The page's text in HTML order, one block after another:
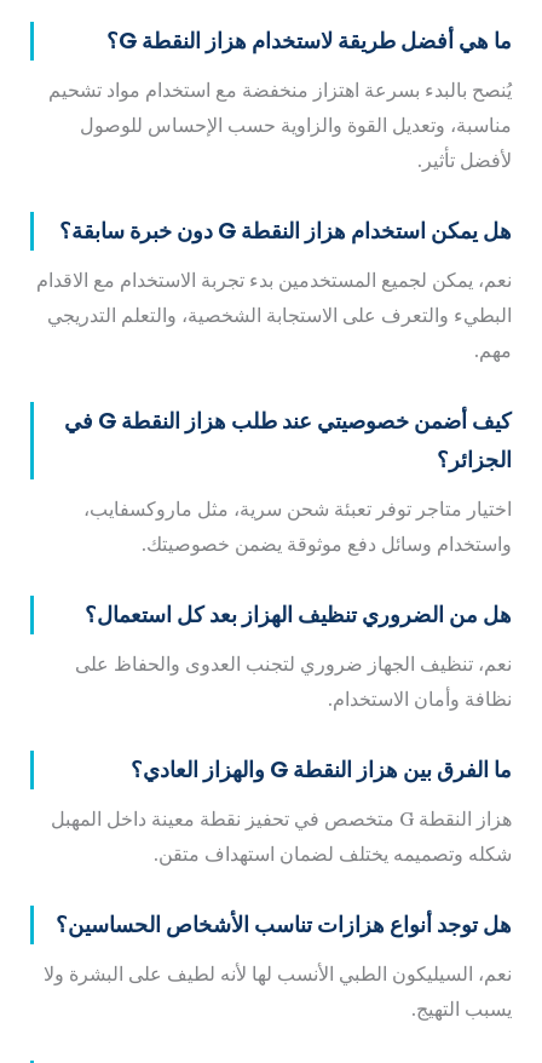
ما هي أفضل طريقة لاستخدام هزاز النقطة G؟
يُنصح بالبدء بسرعة اهتزاز منخفضة مع استخدام مواد تشحيم
مناسبة، وتعديل القوة والزاوية حسب الإحساس للوصول
لأفضل تأثير.
هل يمكن استخدام هزاز النقطة G دون خبرة سابقة؟
نعم، يمكن لجميع المستخدمين بدء تجربة الاستخدام مع الاقدام
البطيء والتعرف على الاستجابة الشخصية، والتعلم التدريجي
مهم.
كيف أضمن خصوصيتي عند طلب هزاز النقطة G في
الجزائر؟
اختيار متاجر توفر تعبئة شحن سرية، مثل ماروكسفايب،
واستخدام وسائل دفع موثوقة يضمن خصوصيتك.
هل من الضروري تنظيف الهزاز بعد كل استعمال؟
نعم، تنظيف الجهاز ضروري لتجنب العدوى والحفاظ على
نظافة وأمان الاستخدام.
ما الفرق بين هزاز النقطة G والهزاز العادي؟
هزاز النقطة G متخصص في تحفيز نقطة معينة داخل المهبل
شكله وتصميمه يختلف لضمان استهداف متقن.
هل توجد أنواع هزازات تناسب الأشخاص الحساسين؟
نعم، السيليكون الطبي الأنسب لها لأنه لطيف على البشرة ولا
يسبب التهيج.